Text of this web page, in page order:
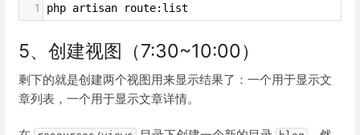
1 php artisan route:list
5、创建视图（7:30~10:00）
剩下的就是创建两个视图用来显示结果了：一个用于显示文
章列表，一个用于显示文章详情。